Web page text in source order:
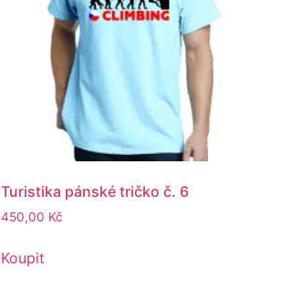
Turistika pánské tričko č. 6
450,00 Kč
Koupit